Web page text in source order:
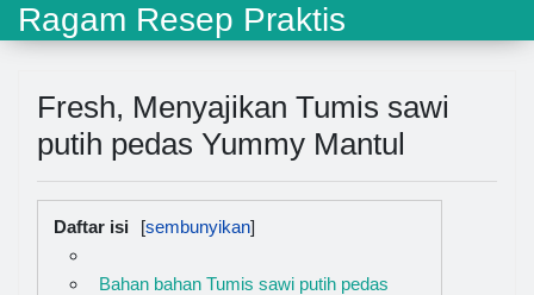
Ragam Resep Praktis
Fresh, Menyajikan Tumis sawi
putih pedas Yummy Mantul
Daftar isi
Bahan bahan Tumis sawi putih pedas